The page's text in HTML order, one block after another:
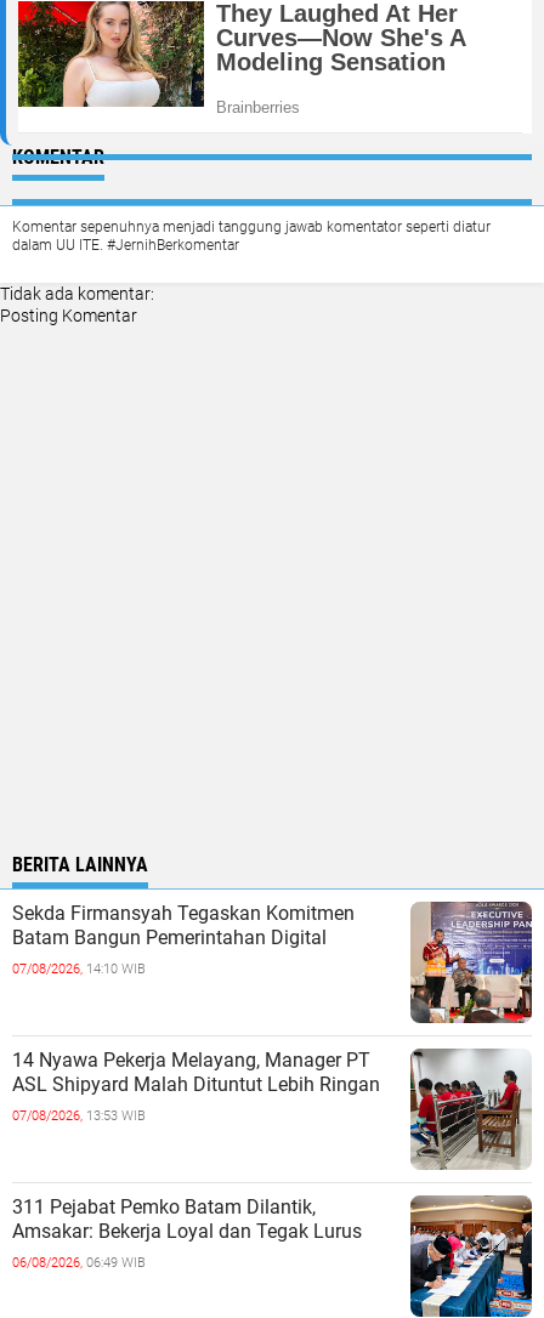
KOMENTAR
Komentar sepenuhnya menjadi tanggung jawab komentator seperti diatur
dalam UU ITE. #JernihBerkomentar
Tidak ada komentar:
Posting Komentar
BERITA LAINNYA
Sekda Firmansyah Tegaskan Komitmen
Batam Bangun Pemerintahan Digital
07/08/2026, 14:10 WIB
14 Nyawa Pekerja Melayang, Manager PT
ASL Shipyard Malah Dituntut Lebih Ringan
07/08/2026, 13:53 WIB
311 Pejabat Pemko Batam Dilantik,
Amsakar: Bekerja Loyal dan Tegak Lurus
06/08/2026, 06:49 WIB